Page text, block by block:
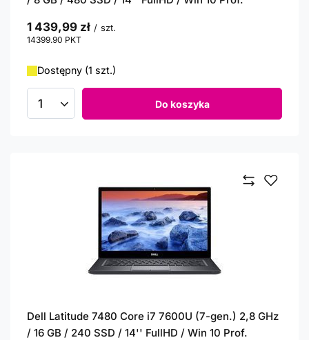
1 439,99 zł / szt.
14399.90 PKT
Dostępny (1 szt.)
Ilość produktów Do koszyka
Dell Latitude 7480 Core i7 7600U (7-gen.) 2,8 GHz
/ 16 GB / 240 SSD / 14'' FullHD / Win 10 Prof.